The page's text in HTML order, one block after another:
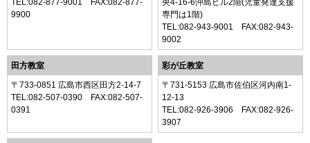
TEL:082-877-9001 FAX:082-877-
9900
央4-16-6沖島ビル2階(児童発達支援
専門は1階)
TEL:082-943-9001 FAX:082-943-
9002
田方教室
〒733-0851 広島市西区田方2-14-7
TEL:082-507-0390 FAX:082-507-
0391
彩が丘教室
〒731-5153 広島市佐伯区河内南1-
12-13
TEL:082-926-3906 FAX:082-926-
3907